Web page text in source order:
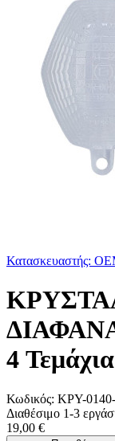
Κατασκευαστής:
ΔΙΑΦΑΝΑ
4 Τεμάχια
Κωδικός: ΚΡΥ-
Διαθέσιμο 1-3
19,00 €